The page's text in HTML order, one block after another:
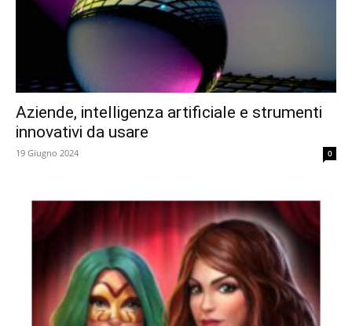
Aziende, intelligenza artificiale e strumenti
innovativi da usare
19 Giugno 2024 0